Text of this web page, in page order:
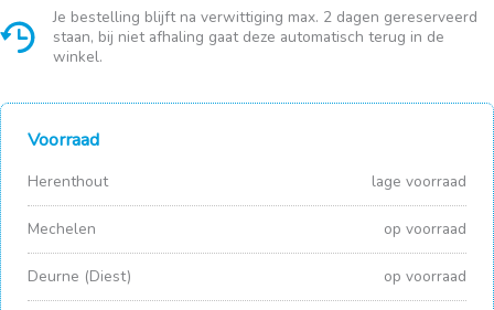
Je bestelling blijft na verwittiging max. 2 dagen gereserveerd
staan, bij niet afhaling gaat deze automatisch terug in de
winkel.
Voorraad
Herenthout lage voorraad
Mechelen op voorraad
Deurne (Diest) op voorraad